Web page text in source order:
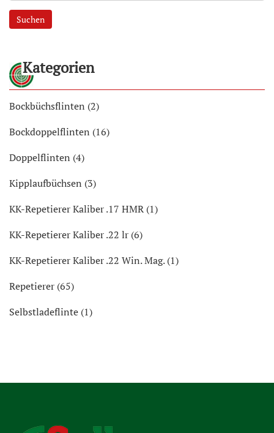
Suchen
Kategorien
Bockbüchsflinten (2)
Bockdoppelflinten (16)
Doppelflinten (4)
Kipplaufbüchsen (3)
KK-Repetierer Kaliber .17 HMR (1)
KK-Repetierer Kaliber .22 lr (6)
KK-Repetierer Kaliber .22 Win. Mag. (1)
Repetierer (65)
Selbstladeflinte (1)